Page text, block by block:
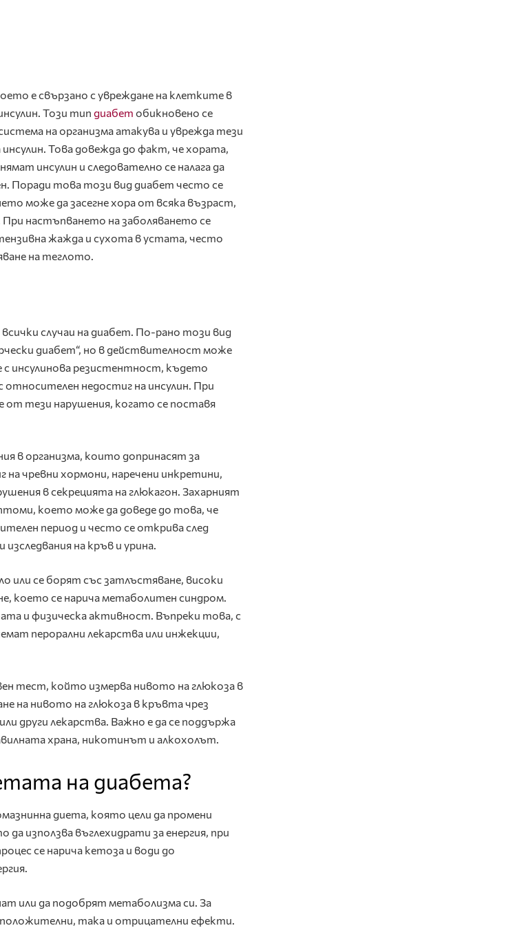
е свързано с увреждане на клетките в
Този тип диабет обикновено се
на организма атакува и уврежда тези
Това довежда до факт, че хората,
инсулин и следователно се налага да
Поради това този вид диабет често се
може да засегне хора от всяка възраст,
При настъпването на заболяването се
жажда и сухота в устата, често
на теглото.
случаи на диабет. По-рано този вид
диабет“, но в действителност може
с инсулинова резистентност, където
недостиг на инсулин. При
от тези нарушения, когато се поставя
в организма, които допринасят за
чревни хормони, наречени инкретини,
в секрецията на глюкагон. Захарният
което може да доведе до това, че
период и често се открива след
на кръв и урина.
или се борят със затлъстяване, високи
което се нарича метаболитен синдром.
и физическа активност. Въпреки това, с
перорални лекарства или инжекции,
тест, който измерва нивото на глюкоза в
на нивото на глюкоза в кръвта чрез
други лекарства. Важно е да се поддържа
храна, никотинът и алкохолът.
на диабета?
диета, която цели да промени
използва въглехидрати за енергия, при
се нарича кетоза и води до
или да подобрят метаболизма си. За
така и отрицателни ефекти.